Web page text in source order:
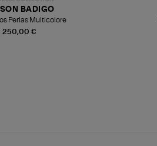
250,00 €
BADIGO
Perlas Multicolore